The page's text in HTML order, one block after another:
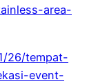
area-
26/tempat-
event-